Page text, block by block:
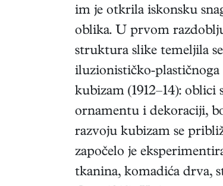
im je otkrila iskonsku
oblika. U prvom
struktura slike temeljila
iluzionističko-plastičnoga
kubizam (1912–14):
ornamentu i dekoraciji,
razvoju kubizam se
započelo je
tkanina, komadića drva,